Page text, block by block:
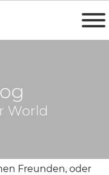
World
Freunden, oder